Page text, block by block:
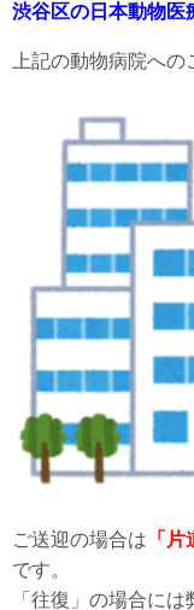
渋谷区の日本動物医
上記の動物病院への
ご送迎の場合は 「
です。
「往復」の場合には